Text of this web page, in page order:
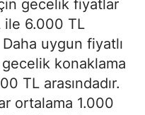
gecelik fiyatlar
ile 6.000 TL
uygun fiyatlı
konaklama
TL arasındadır.
ortalama 1.000